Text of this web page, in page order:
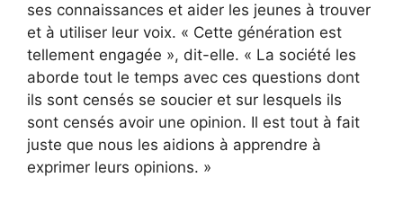
ses connaissances et aider les jeunes à trouver
et à utiliser leur voix. « Cette génération est
tellement engagée », dit-elle. « La société les
aborde tout le temps avec ces questions dont
ils sont censés se soucier et sur lesquels ils
sont censés avoir une opinion. Il est tout à fait
juste que nous les aidions à apprendre à
exprimer leurs opinions. »